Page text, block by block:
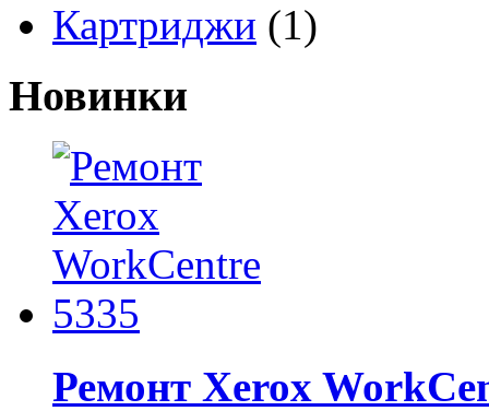
Картриджи (1)
Новинки
Ремонт Xerox